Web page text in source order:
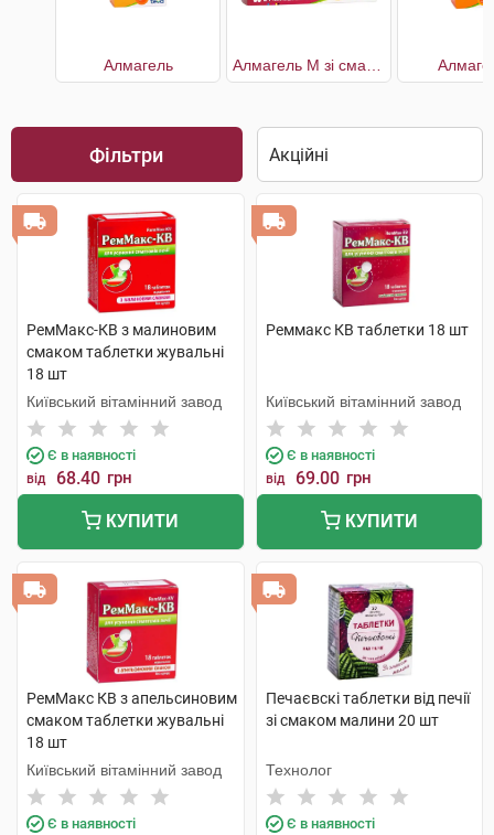
Алмагель
Фільтри
РемМакс-КВ з малиновим
смаком таблетки жувальні
18 шт
Київський вітамінний завод
Є в наявності
від 68.40 грн
КУПИТИ
Реммакс КВ таблетки 18 шт
Київський вітамінний завод
Є в наявності
від 69.00 грн
КУПИТИ
РемМакс КВ з апельсиновим
смаком таблетки жувальні
18 шт
Київський вітамінний завод
Є в наявності
Печаєвскі таблетки від печії
зі смаком малини 20 шт
Технолог
Є в наявності